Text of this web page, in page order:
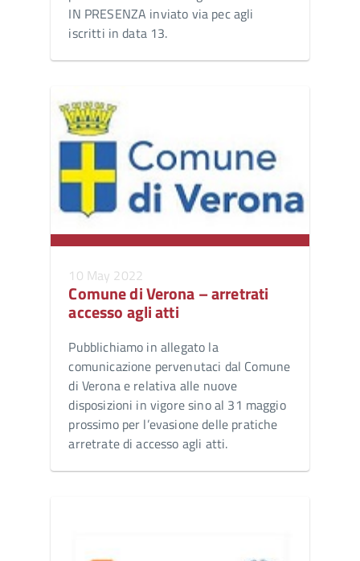
IN PRESENZA inviato via pec agli
iscritti in data 13.
10 May 2022
Comune di Verona – arretrati
accesso agli atti
Pubblichiamo in allegato la
comunicazione pervenutaci dal Comune
di Verona e relativa alle nuove
disposizioni in vigore sino al 31 maggio
prossimo per l’evasione delle pratiche
arretrate di accesso agli atti.